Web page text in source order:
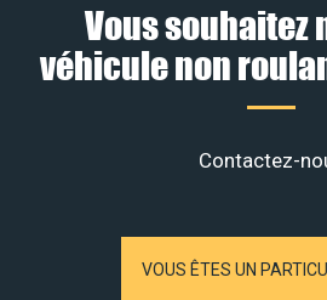
Vous souhaitez
véhicule non
Contactez-
VOUS ÊTES UN